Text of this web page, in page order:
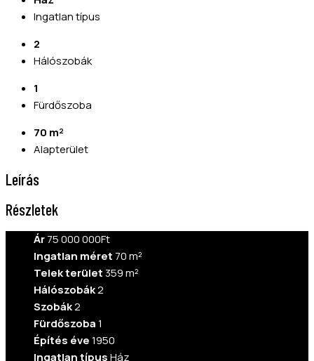
Ingatlan típus
2
Hálószobák
1
Fürdőszoba
70 m²
Alapterület
Leírás
Részletek
Ár75 000 000Ft
Ingatlan méret 70 m²
Telek terület359 m²
Hálószobák2
Szobák2
Fürdőszoba1
Építés éve1950
Ingatlan típusHáz